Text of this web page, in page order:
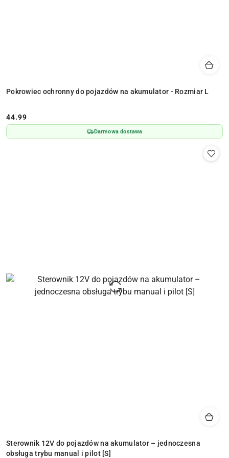
Pokrowiec ochronny do pojazdów na akumulator - Rozmiar L
Cena:
44.99
Darmowa dostawa
Sterownik 12V do pojazdów na akumulator – jednoczesna
obsługa trybu manual i pilot [S]